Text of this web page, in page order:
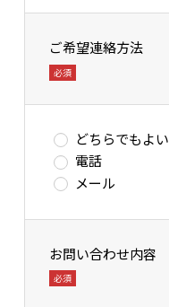
ご希望連絡方法
必須
どちらでもよい
電話
メール
お問い合わせ内容
必須